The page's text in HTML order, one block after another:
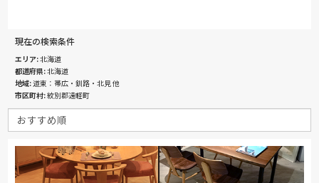
現在の検索条件
エリア 北海道
都道府県 北海道
地域 道東：帯広・釧路・北見 他
市区町村 紋別郡遠軽町